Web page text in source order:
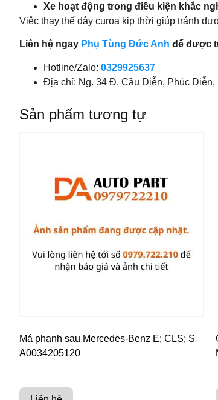
Xe hoạt động trong điều kiện khắc
Việc thay thế dây curoa kịp thời giúp tránh
Liên hệ ngay Phụ Tùng Đức Anh để được
Hotline/Zalo: 0329925637
Địa chỉ: Ng. 34 Đ. Cầu Diễn, Phúc Diễn,
Sản phẩm tương tự
Má phanh sau Mercedes-Benz E; CLS; S
A0034205120